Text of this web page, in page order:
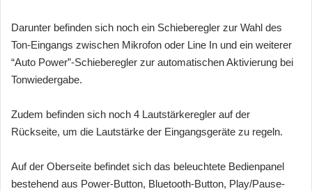
Darunter befinden sich noch ein Schieberegler zur Wahl des
Ton-Eingangs zwischen Mikrofon oder Line In und ein weiterer
“Auto Power”-Schieberegler zur automatischen Aktivierung bei
Tonwiedergabe.
Zudem befinden sich noch 4 Lautstärkeregler auf der
Rückseite, um die Lautstärke der Eingangsgeräte zu regeln.
Auf der Oberseite befindet sich das beleuchtete Bedienpanel
bestehend aus Power-Button, Bluetooth-Button, Play/Pause-